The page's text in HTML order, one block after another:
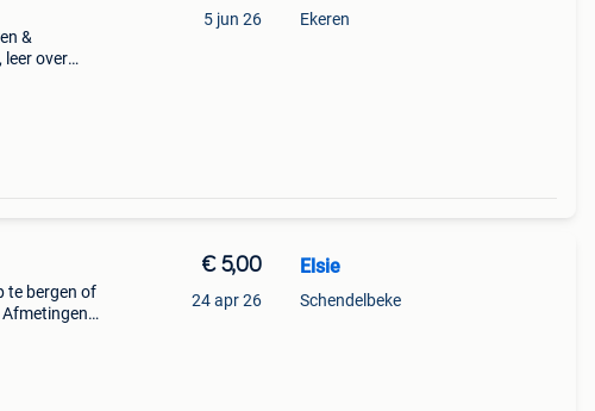
&
leer over
5 jun 26 Ekeren
te bergen of
:
€ 5,00
24 apr 26
Elsie
Schendelbeke